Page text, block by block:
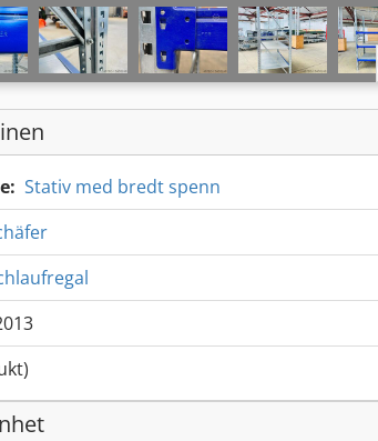
Stativ med bredt spenn